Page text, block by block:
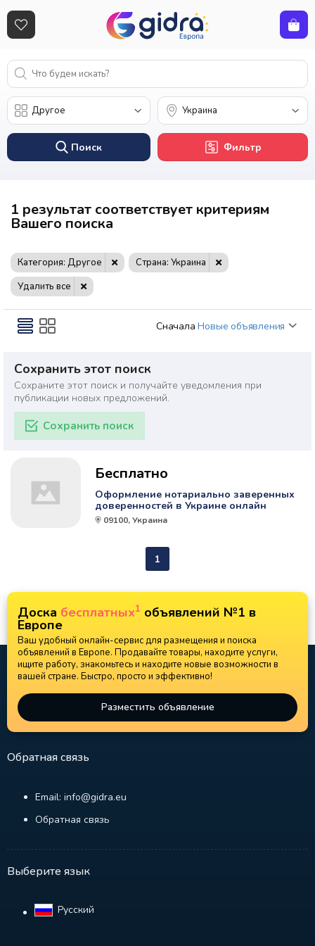
Поиск Фильтр
1 результат соответствует критериям
Вашего поиска
Категория: Другое
Страна: Украина
Удалить все
Сначала Новые объявления
Сохранить этот поиск
Сохраните этот поиск и получайте уведомления при
публикации новых предложений.
Сохранить поиск
Бесплатно
Оформление нотариально заверенных
доверенностей в Украине онлайн
09100, Украина
1
Доска бесплатных1 объявлений №1 в
Европе
Ваш удобный онлайн-сервис для размещения и поиска
объявлений в Европе. Продавайте товары, находите услуги,
ищите работу, знакомьтесь и находите новые возможности в
вашей стране. Быстро, просто и эффективно!
Разместить объявление
Обратная связь
Email: info@gidra.eu
Обратная связь
Выберите язык
Русский‎